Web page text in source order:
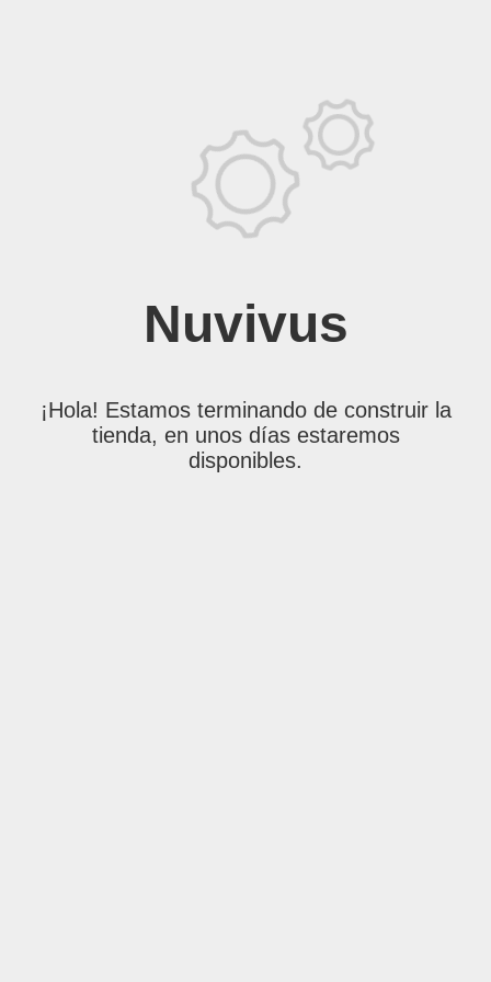
Nuvivus
¡Hola! Estamos terminando de construir la
tienda, en unos días estaremos
disponibles.